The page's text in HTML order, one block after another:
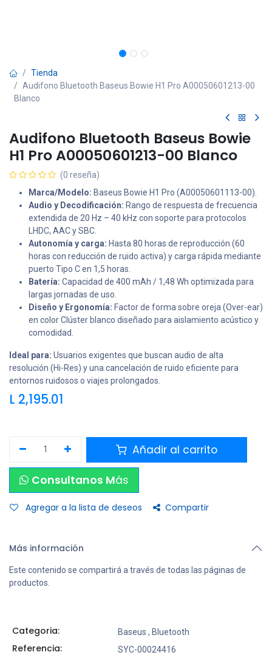
Tienda
Audifono Bluetooth Baseus Bowie H1 Pro A00050601213-00
Blanco
Audifono Bluetooth Baseus Bowie
H1 Pro A00050601213-00 Blanco
(0 reseña)
Marca/Modelo: Baseus Bowie H1 Pro (A00050601113-00).
Audio y Decodificación: Rango de respuesta de frecuencia
extendida de 20 Hz – 40 kHz con soporte para protocolos
LHDC, AAC y SBC.
Autonomía y carga: Hasta 80 horas de reproducción (60
horas con reducción de ruido activa) y carga rápida mediante
puerto Tipo C en 1,5 horas.
Batería: Capacidad de 400 mAh / 1,48 Wh optimizada para
largas jornadas de uso.
Diseño y Ergonomía: Factor de forma sobre oreja (Over-ear)
en color Clúster blanco diseñado para aislamiento acústico y
comodidad.
Ideal para: Usuarios exigentes que buscan audio de alta
resolución (Hi-Res) y una cancelación de ruido eficiente para
entornos ruidosos o viajes prolongados.
L 2,195.01
Añadir al carrito
Consultanos Más
Agregar a la lista de deseos Compartir
Más información
Este contenido se compartirá a través de todas las páginas de
productos.
Categoria: Baseus , Bluetooth
Referencia: SYC-00024416